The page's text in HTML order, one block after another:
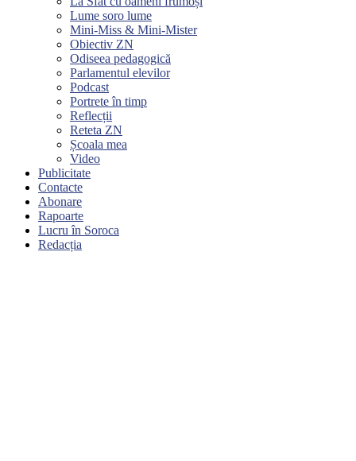
Lume soro lume
Mini-Miss & Mini-Mister
Obiectiv ZN
Odiseea pedagogică
Parlamentul elevilor
Podcast
Portrete în timp
Reflecții
Reteta ZN
Școala mea
Video
Publicitate
Contacte
Abonare
Rapoarte
Lucru în Soroca
Redacția